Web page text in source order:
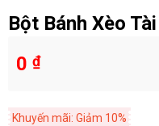
Bột Bánh Xèo
0 ₫
Khuyến mãi: Giảm 10%